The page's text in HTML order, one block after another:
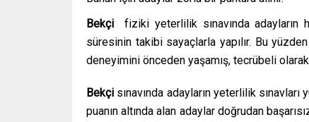
Bekçi
fiziki yeterlilik sınavında adayların
süresinin takibi sayaçlarla yapılır. Bu yüzden
deneyimini önceden yaşamış, tecrübeli olarak
Bekçi sınavında adayların yeterlilik
puanın altında alan adaylar doğrudan